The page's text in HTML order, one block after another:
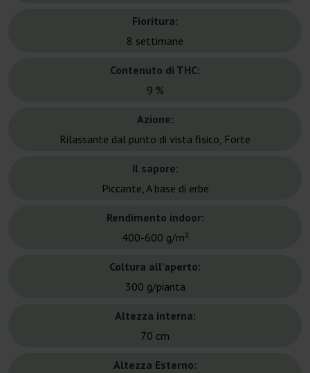
Fioritura:
8 settimane
Contenuto di THC:
9 %
Azione:
Rilassante dal punto di vista fisico, Forte
Il sapore:
Piccante, A base di erbe
Rendimento indoor:
400-600 g/m²
Coltura all'aperto:
300 g/pianta
Altezza interna:
70 cm
Altezza Esterno: